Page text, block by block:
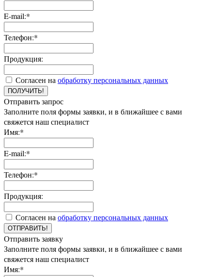
E-mail:*
Телефон:*
Продукция:
Согласен на обработку персональных данных
ПОЛУЧИТЬ!
Отправить запрос
Заполните поля формы заявки, и в ближайшее с вами
свяжется наш специалист
Имя:*
E-mail:*
Телефон:*
Продукция:
Согласен на обработку персональных данных
ОТПРАВИТЬ!
Отправить заявку
Заполните поля формы заявки, и в ближайшее с вами
свяжется наш специалист
Имя:*